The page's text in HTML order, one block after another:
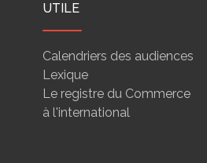
UTILE
Calendriers des audiences
Lexique
Le registre du Commerce
à l'international